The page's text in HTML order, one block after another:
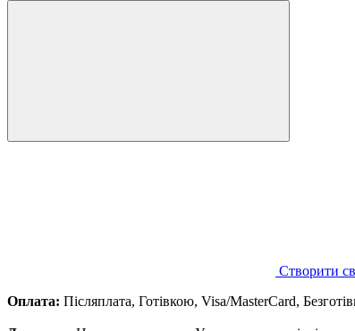
Створити
Оплата: Післяплата, Готівкою, Visa/MasterCard,